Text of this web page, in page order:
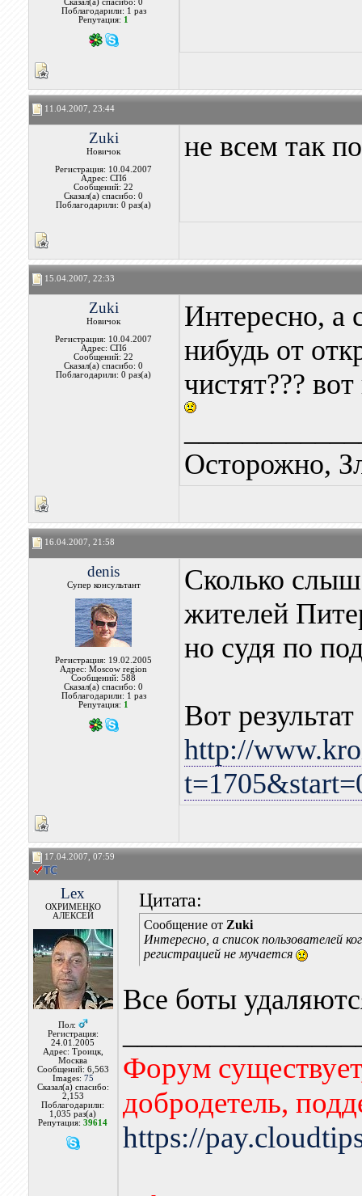
Сказал(а) спасибо: 0
Поблагодарили: 1 раз
Репутация: 1
11.04.2007, 23:44
Zuki
Новичок
Регистрация: 10.04.2007
Адрес: СПб
Сообщений: 22
Сказал(а) спасибо: 0
Поблагодарили: 0 раз(а)
не всем так
15.04.2007, 22:33
Zuki
Новичок
Регистрация: 10.04.2007
Адрес: СПб
Сообщений: 22
Сказал(а) спасибо: 0
Поблагодарили: 0 раз(а)
Интересно, а
нибудь от
чистят???
Осторожно,
16.04.2007, 21:58
denis
Супер консультант
Регистрация: 19.02.2005
Адрес: Moscow region
Сообщений: 588
Сказал(а) спасибо: 0
Поблагодарили: 1 раз
Репутация: 1
Сколько
жителей
но судя по
Вот результат
http://
17.04.2007, 07:59
Lex
ОХРИМЕНКО
АЛЕКСЕЙ
Пол:
Регистрация:
24.01.2005
Адрес: Троицк,
Москва
Сообщений: 6,563
Images: 75
Сказал(а) спасибо:
2,153
Поблагодарили:
1,035 раз(а)
Репутация:39614
Цитата:
Сообщение от Zuki
Интересно, а список пользователей
регистрацией не мучается
Все боты
Форум
добродетель,
https://